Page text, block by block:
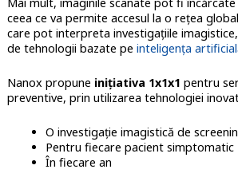
ceea ce va permite accesul la o rețea
care pot interpreta investigațiile
de tehnologii bazate pe inteligența
Nanox propune inițiativa 1x1x1 pentru
preventive, prin utilizarea tehnologiei
O investigație imagistică de
Pentru fiecare pacient simptomatic
În fiecare an